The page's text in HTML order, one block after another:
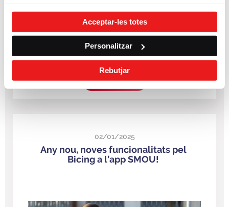
Acceptar-les totes
Personalitzar
Rebutjar
LLEGIR MÉS
02/01/2025
Any nou, noves funcionalitats pel
Bicing a l’app SMOU!